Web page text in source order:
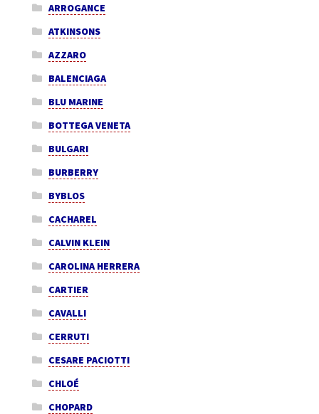
ARROGANCE
ATKINSONS
AZZARO
BALENCIAGA
BLU MARINE
BOTTEGA VENETA
BULGARI
BURBERRY
BYBLOS
CACHAREL
CALVIN KLEIN
CAROLINA HERRERA
CARTIER
CAVALLI
CERRUTI
CESARE PACIOTTI
CHLOÉ
CHOPARD